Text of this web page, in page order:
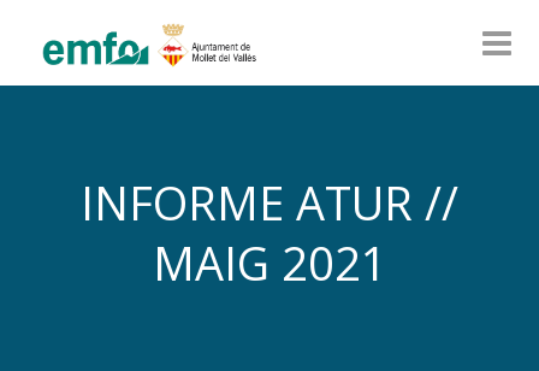
INFORME ATUR //
MAIG 2021